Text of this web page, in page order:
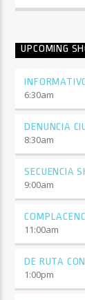
UPCOMING
6:30am
DENUNCIA
8:30am
SECUENCIA
9:00am
11:00am
DE RUTA
1:00pm